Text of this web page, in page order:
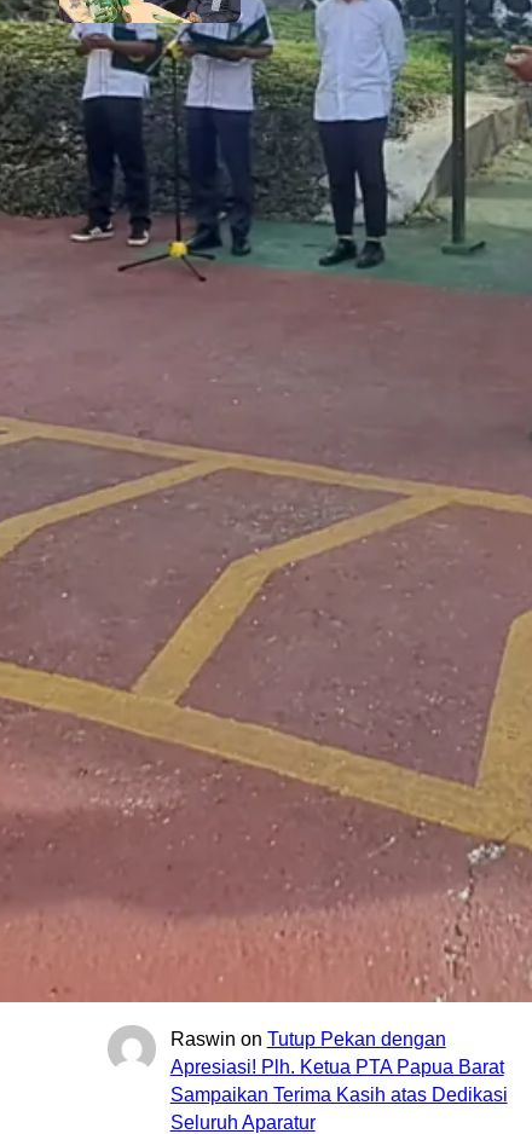
5 August 2026
Komentar Terakhir
RaswinonRapat Berkala Umum serta
Monev Kinerja Kepaniteraan Pengadilan
Agama Sewilayah Hukum PTA Papua
Monev Kinerja Kepaniteraan Pengadilan
Agama Sewilayah Hukum PTA Papua
Barat Bulan Agustus
6 August 2026
Kobarkan semangat untuk tetap
meningkatkan kinerja terbaik dengan tetap
menjunjung tinggi integritas untuk kemajuan
Pengadilan Tinggi Agama Papua Barat,
Raswin
PTA Papua Barat Hadiri
Forum Konsultasi Publik (FKP) Tahun
2026 Secara Virtual
5 August 2026
Luar Biasa….
Bimbingan Teknis Pelatihan
Singkat Eksekusi Perdata & Rapat
Koordinasi Bagi Aparatur Peradilan
Agama Sewilayah PTA Papua Barat
Semoga bermanfaat buat Aparatur
Pengadilan di Wilayah PTA PAPUA BARAT
Raswin on Tutup Pekan dengan
Apresiasi! Plh. Ketua PTA Papua Barat
Sampaikan Terima Kasih atas Dedikasi
Seluruh Aparatur